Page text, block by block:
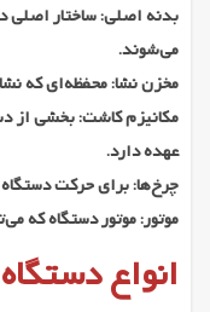
بدنه اصلی: ساختار اصلی
می‌شوند.
مخزن نشا: محفظه‌ای که
مکانیزم کاشت: بخشی از
عهده دارد.
چرخ‌ها: برای حرکت
موتور: موتور دستگاه که
انواع